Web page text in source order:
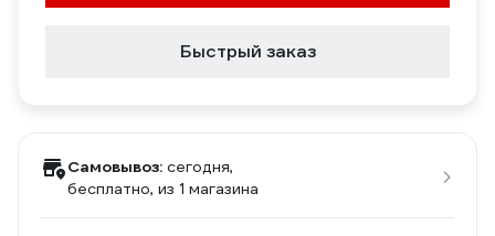
Быстрый заказ
Самовывоз: сегодня,
бесплатно, из 1 магазина